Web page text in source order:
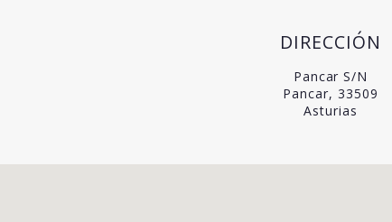
DIRECCIÓN
Pancar S/N
Pancar, 33509
Asturias